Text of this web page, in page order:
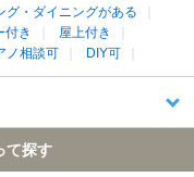
グ・ダイニングがある
付き
屋上付き
ノ相談可 DIY可
て探す